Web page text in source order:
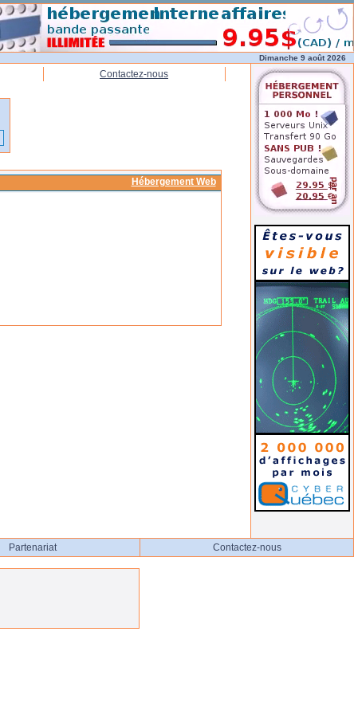
Dimanche 9 août 2026
Contactez-nous
Hébergement Web
Partenariat Contactez-nous